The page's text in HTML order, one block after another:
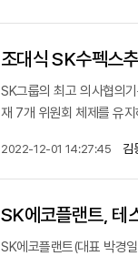
조대식 SK수펙스
SK그룹의 최고 의사협의
재 7개 위원회 체제를 유
2022-12-01 14:27:45 김
SK에코플랜트, 테
SK에코플랜트(대표 박경